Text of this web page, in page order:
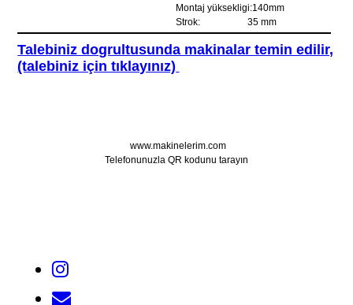
Montaj yüksekligi:140mm
Strok: 35 mm
Talebiniz dogrultusunda makinalar temin edilir,
(talebiniz için tıklayınız)
www.makinelerim.com
Telefonunuzla QR kodunu tarayın